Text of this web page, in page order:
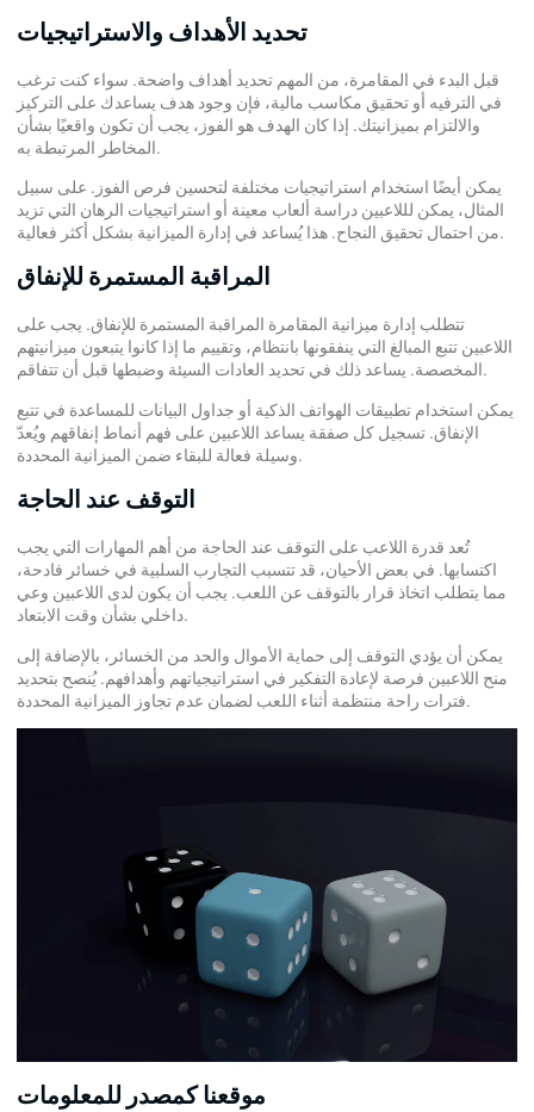
تحديد الأهداف والاستراتيجيات
قبل البدء في المقامرة، من المهم تحديد أهداف واضحة. سواء كنت ترغب
في الترفيه أو تحقيق مكاسب مالية، فإن وجود هدف يساعدك على التركيز
والالتزام بميزانيتك. إذا كان الهدف هو الفوز، يجب أن تكون واقعيًا بشأن
المخاطر المرتبطة به.
يمكن أيضًا استخدام استراتيجيات مختلفة لتحسين فرص الفوز. على سبيل
المثال، يمكن لللاعبين دراسة ألعاب معينة أو استراتيجيات الرهان التي تزيد
من احتمال تحقيق النجاح. هذا يُساعد في إدارة الميزانية بشكل أكثر فعالية.
المراقبة المستمرة للإنفاق
تتطلب إدارة ميزانية المقامرة المراقبة المستمرة للإنفاق. يجب على
اللاعبين تتبع المبالغ التي ينفقونها بانتظام، وتقييم ما إذا كانوا يتبعون ميزانيتهم
المخصصة. يساعد ذلك في تحديد العادات السيئة وضبطها قبل أن تتفاقم.
يمكن استخدام تطبيقات الهواتف الذكية أو جداول البيانات للمساعدة في تتبع
الإنفاق. تسجيل كل صفقة يساعد اللاعبين على فهم أنماط إنفاقهم ويُعدّ
وسيلة فعالة للبقاء ضمن الميزانية المحددة.
التوقف عند الحاجة
تُعد قدرة اللاعب على التوقف عند الحاجة من أهم المهارات التي يجب
اكتسابها. في بعض الأحيان، قد تتسبب التجارب السلبية في خسائر فادحة،
مما يتطلب اتخاذ قرار بالتوقف عن اللعب. يجب أن يكون لدى اللاعبين وعي
داخلي بشأن وقت الابتعاد.
يمكن أن يؤدي التوقف إلى حماية الأموال والحد من الخسائر، بالإضافة إلى
منح اللاعبين فرصة لإعادة التفكير في استراتيجياتهم وأهدافهم. يُنصح بتحديد
فترات راحة منتظمة أثناء اللعب لضمان عدم تجاوز الميزانية المحددة.
موقعنا كمصدر للمعلومات